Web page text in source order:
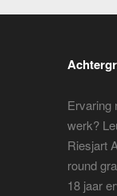
Ervaring
werk?
Riesjart
round
18 jaar